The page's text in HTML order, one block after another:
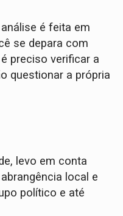
é feita em
se depara com
preciso verificar a
questionar a própria
levo em conta
local e
político e até